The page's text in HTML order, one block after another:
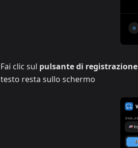
Fai clic sul pulsante di registrazione
testo resta sullo schermo